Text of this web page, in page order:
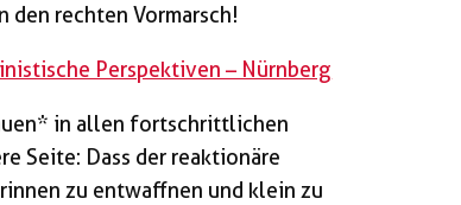
den rechten Vormarsch!
Perspektiven – Nürnberg
in allen fortschrittlichen
Seite: Dass der reaktionäre
zu entwaffnen und klein zu